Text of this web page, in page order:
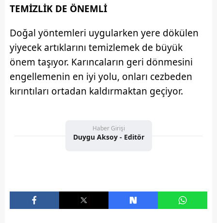
TEMİZLİK DE ÖNEMLİ
Doğal yöntemleri uygularken yere dökülen
yiyecek artıklarını temizlemek de büyük
önem taşıyor. Karıncaların geri dönmesini
engellemenin en iyi yolu, onları cezbeden
kırıntıları ortadan kaldırmaktan geçiyor.
Haber Girişi
Duygu Aksoy - Editör